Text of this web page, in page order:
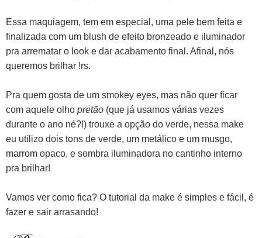
Essa maquiagem, tem em especial, uma pele bem feita e
finalizada com um blush de efeito bronzeado e iluminador
pra arrematar o look e dar acabamento final. Afinal, nós
queremos brilhar !rs.
Pra quem gosta de um smokey eyes, mas não quer ficar
com aquele olho pretão (que já usamos várias vezes
durante o ano né?!) trouxe a opção do verde, nessa make
eu utilizo dois tons de verde, um metálico e um musgo,
marrom opaco, e sombra iluminadora no cantinho interno
pra brilhar!
Vamos ver como fica? O tutorial da make é simples e fácil, é
fazer e sair arrasando!